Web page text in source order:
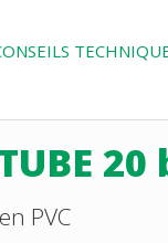
20
PVC